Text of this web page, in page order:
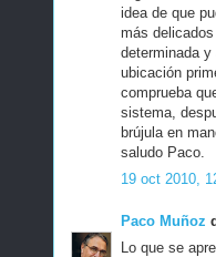
idea de que
más
determinada
ubicación
comprueba
sistema,
brújula en
saludo Paco.
19 oct 2010,
Paco Muñoz
Lo que se